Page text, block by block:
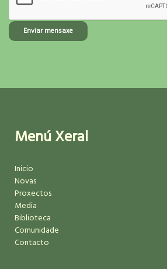
Enviar mensaxe
Menú Xeral
Inicio
Novas
Proxectos
Media
Biblioteca
Comunidade
Contacto